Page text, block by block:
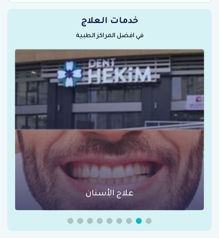
خدمات العلاج
في افضل المراكز الطبية
عمليات السمنة في تركيا